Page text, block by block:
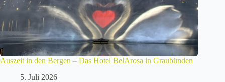
Auszeit in den Bergen – Das Hotel BelArosa in Graubünden
5. Juli 2026